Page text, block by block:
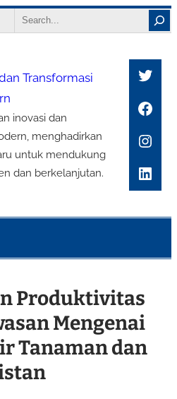
Search
Transformasi
inovasi dan
menghadirkan
untuk mendukung
dan berkelanjutan.
Produktivitas
Mengenai
Tanaman dan